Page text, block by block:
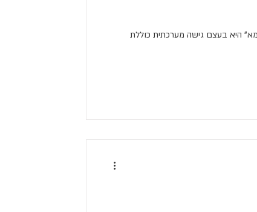
היא בעצם גישה מערכתית כוללת